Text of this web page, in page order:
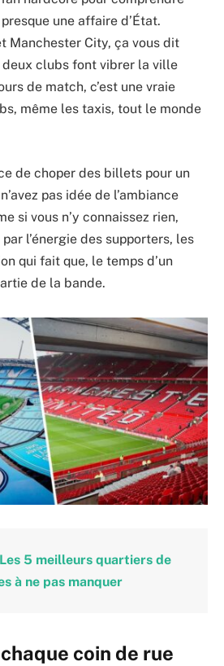
une affaire d’État.
Manchester City, ça vous dit
deux clubs font vibrer la ville
de match, c’est une vraie
même les taxis, tout le monde
de choper des billets pour un
pas idée de l’ambiance
si vous n’y connaissez rien,
l’énergie des supporters, les
qui fait que, le temps d’un
de la bande.
Les 5 meilleurs quartiers de
à ne pas manquer
coin de rue